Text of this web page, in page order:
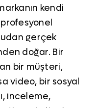
kendi
gerçek
doğar. Bir
bir müşteri,
video, bir sosyal
inceleme,